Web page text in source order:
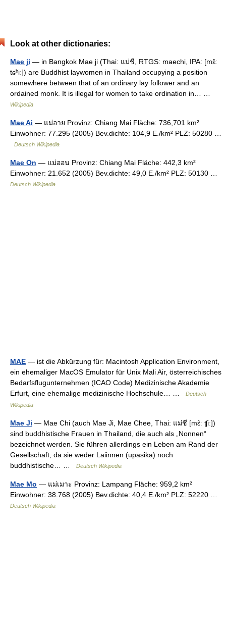
Look at other dictionaries:
Mae ji — in Bangkok Mae ji (Thai: แม่ชี, RTGS: maechi, IPA: [mɛ̂ː
tɕʰiː]) are Buddhist laywomen in Thailand occupying a position
somewhere between that of an ordinary lay follower and an
ordained monk. It is illegal for women to take ordination in… …
Wikipedia
Mae Ai — แม่อาย Provinz: Chiang Mai Fläche: 736,701 km²
Einwohner: 77.295 (2005) Bev.dichte: 104,9 E./km² PLZ: 50280 …
Deutsch Wikipedia
Mae On — แม่ออน Provinz: Chiang Mai Fläche: 442,3 km²
Einwohner: 21.652 (2005) Bev.dichte: 49,0 E./km² PLZ: 50130 …
Deutsch Wikipedia
MAE — ist die Abkürzung für: Macintosh Application Environment,
ein ehemaliger MacOS Emulator für Unix Mali Air, österreichisches
Bedarfsflugunternehmen (ICAO Code) Medizinische Akademie
Erfurt, eine ehemalige medizinische Hochschule… …
Deutsch
Wikipedia
Mae Ji — Mae Chi (auch Mae Ji, Mae Chee, Thai: แม่ชี [mɛ̂ː ʧiː])
sind buddhistische Frauen in Thailand, die auch als „Nonnen“
bezeichnet werden. Sie führen allerdings ein Leben am Rand der
Gesellschaft, da sie weder Laiinnen (upasika) noch
buddhistische… …
Deutsch Wikipedia
Mae Mo — แม่เมาะ Provinz: Lampang Fläche: 959,2 km²
Einwohner: 38.768 (2005) Bev.dichte: 40,4 E./km² PLZ: 52220 …
Deutsch Wikipedia